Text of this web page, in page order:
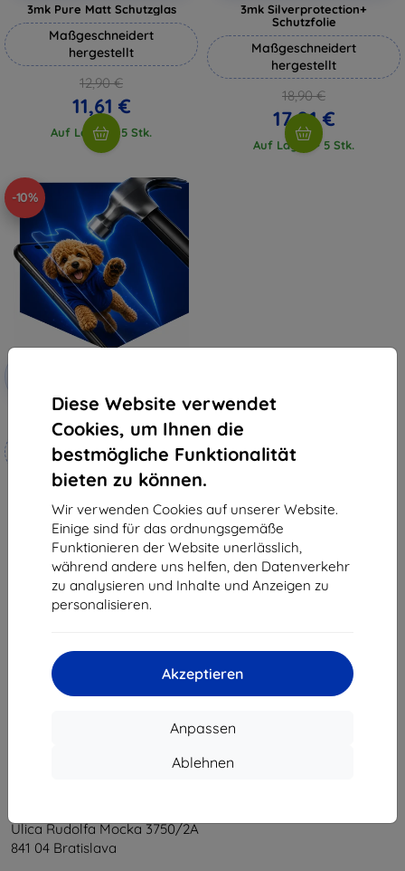
Diese Website verwendet
Cookies, um Ihnen die
bestmögliche Funktionalität
bieten zu können.
Wir verwenden Cookies auf unserer Website.
Einige sind für das ordnungsgemäße
Funktionieren der Website unerlässlich,
während andere uns helfen, den Datenverkehr
zu analysieren und Inhalte und Anzeigen zu
personalisieren.
Akzeptieren
Anpassen
Ablehnen
3mk Pure Matt Schutzglas
Maßgeschneidert
hergestellt
12,90 €
11,61 €
Auf Lager > 5 Stk.
3mk Silverprotection+
Schutzfolie
Maßgeschneidert
hergestellt
18,90 €
17,01 €
Auf Lager > 5 Stk.
-10%
3mk Hammer Schutzfolie
Maßgeschneidert
hergestellt
19,90 €
17,91 €
Auf Lager 4 Stk.
1
Ulica Rudolfa Mocka 3750/2A
841 04 Bratislava